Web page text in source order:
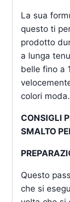
La sua
questo ti
prodotto
a lunga
belle fino a
colori moda.
CONSIGLI
SMALTO
Questo
che si